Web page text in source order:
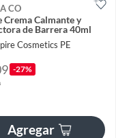
CO
Crema Calmante y
de Barrera 40ml
Cosmetics PE
-27%
Agregar